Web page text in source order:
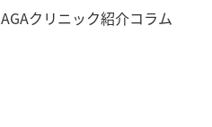
AGAクリニック紹介コラム